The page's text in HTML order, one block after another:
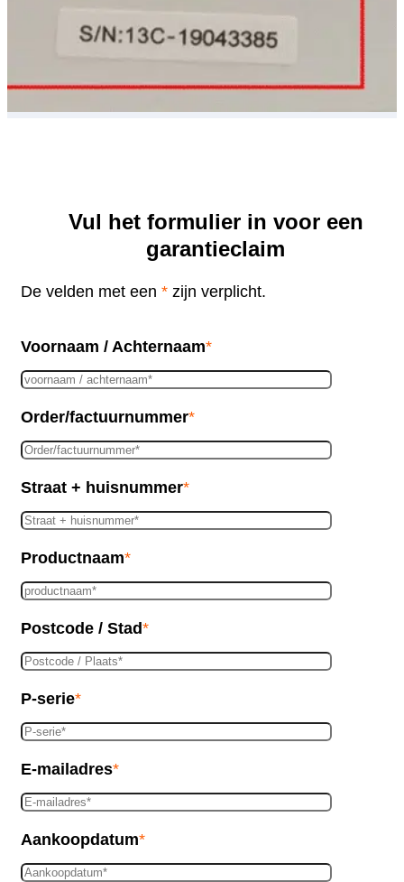
bureauverwarming
Accessoires
Vul het formulier in voor een
garantieclaim
De velden met een * zijn verplicht.
Voornaam / Achternaam*
Order/factuurnummer*
Straat + huisnummer*
Productnaam*
Postcode / Stad*
P-serie*
E-mailadres*
Aankoopdatum*